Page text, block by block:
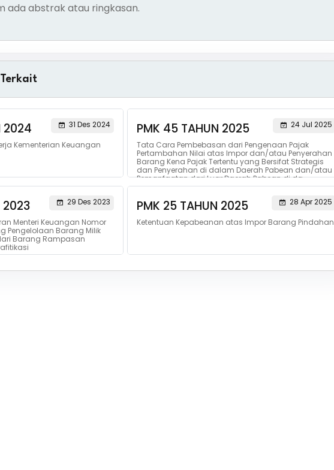
ada abstrak atau ringkasan.
2024
31 Des 2024
Kementerian Keuangan
PMK 45 TAHUN 2025
24 Jul 2025
Tata Cara Pembebasan dari Pengenaan Pajak
Pertambahan Nilai atas Impor dan/atau Penyerahan
Barang Kena Pajak Tertentu yang Bersifat Strategis
dan Penyerahan di dalam Daerah Pabean dan/atau
Pemanfaatan dari Luar Daerah Pabean di da...
2023
29 Des 2023
Menteri Keuangan Nomor
Pengelolaan Barang Milik
Barang Rampasan
PMK 25 TAHUN 2025
28 Apr 2025
Ketentuan Kepabeanan atas Impor Barang Pindahan